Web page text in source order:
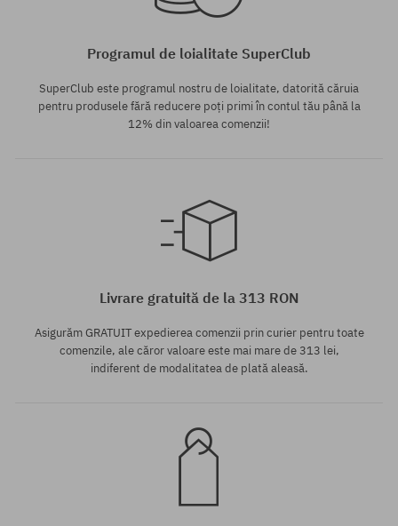
Programul de loialitate SuperClub
SuperClub este programul nostru de loialitate, datorită căruia
pentru produsele fără reducere poți primi în contul tău până la
12% din valoarea comenzii!
Livrare gratuită de la 313 RON
Asigurăm GRATUIT expedierea comenzii prin curier pentru toate
comenzile, ale căror valoare este mai mare de 313 lei,
indiferent de modalitatea de plată aleasă.